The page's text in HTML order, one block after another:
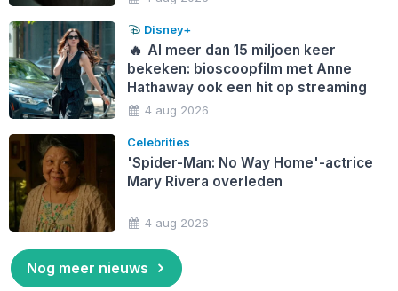
Disney+
🔥 Al meer dan 15 miljoen keer
bekeken: bioscoopfilm met Anne
Hathaway ook een hit op streaming
4 aug 2026
Celebrities
'Spider-Man: No Way Home'-actrice
Mary Rivera overleden
4 aug 2026
Nog meer nieuws